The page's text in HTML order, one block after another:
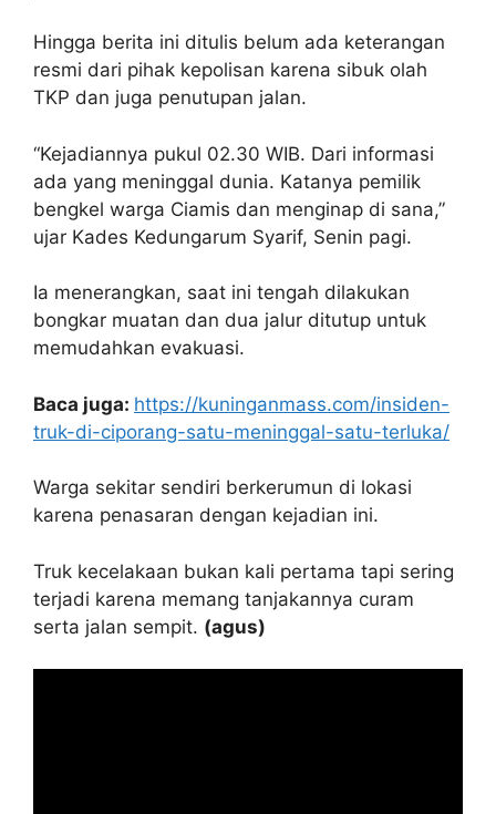
Hingga berita ini ditulis belum ada keterangan
resmi dari pihak kepolisan karena sibuk olah
TKP dan juga penutupan jalan.
“Kejadiannya pukul 02.30 WIB. Dari informasi
ada yang meninggal dunia. Katanya pemilik
bengkel warga Ciamis dan menginap di sana,”
ujar Kades Kedungarum Syarif, Senin pagi.
Ia menerangkan, saat ini tengah dilakukan
bongkar muatan dan dua jalur ditutup untuk
memudahkan evakuasi.
Baca juga: https://kuninganmass.com/insiden-
truk-di-ciporang-satu-meninggal-satu-terluka/
Warga sekitar sendiri berkerumun di lokasi
karena penasaran dengan kejadian ini.
Truk kecelakaan bukan kali pertama tapi sering
terjadi karena memang tanjakannya curam
serta jalan sempit. (agus)